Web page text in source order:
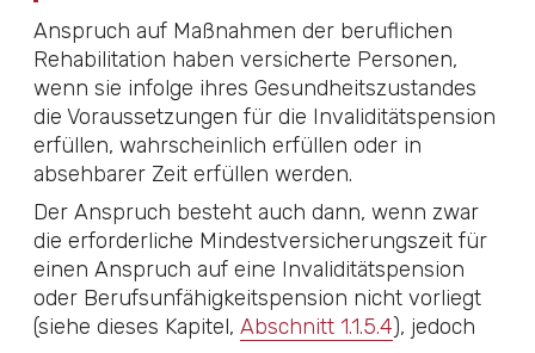
Anspruch auf Maßnahmen der beruflichen
Rehabilitation haben versicherte Personen,
wenn sie infolge ihres Gesundheitszustandes
die Voraussetzungen für die Invaliditätspension
erfüllen, wahrscheinlich erfüllen oder in
absehbarer Zeit erfüllen werden.
Der Anspruch besteht auch dann, wenn zwar
die erforderliche Mindestversicherungszeit für
einen Anspruch auf eine Invaliditätspension
oder Berufs­un­fähig­keits­pen­sion nicht vorliegt
(siehe dieses Kapitel, Abschnitt 1.1.5.4), jedoch